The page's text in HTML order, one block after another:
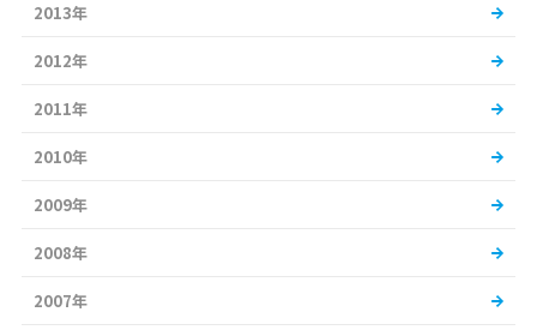
2013年
2012年
2011年
2010年
2009年
2008年
2007年